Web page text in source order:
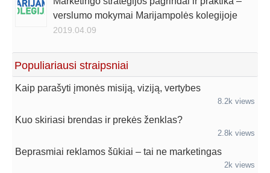
verslumo mokymai Marijampolės kolegijoje
2019.04.09
Populiariausi straipsniai
Kaip parašyti įmonės misiją, viziją, vertybes
8.2k views
Kuo skiriasi brendas ir prekės ženklas?
2.8k views
Beprasmiai reklamos šūkiai – tai ne marketingas
2k views